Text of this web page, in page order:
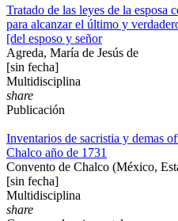
Tratado de las leyes de la esposa
para alcanzar el último y
[del esposo y señor
Agreda, María de Jesús de
[sin fecha]
Multidisciplina
share
Publicación
Inventarios de sacristia y demas
Chalco año de 1731
Convento de Chalco (México,
[sin fecha]
Multidisciplina
share